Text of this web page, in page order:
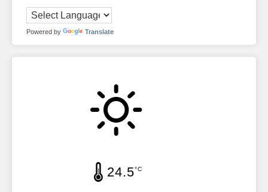
Powered by Translate
24.5°C